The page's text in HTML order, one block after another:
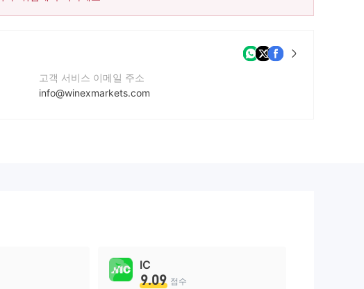
고객 서비스 이메일 주소
info@winexmarkets.com
IC
9.09 점수